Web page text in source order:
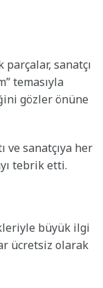
sanatçı
temasıyla
gözler önüne
ve sanatçıya her
tebrik etti.
büyük ilgi
ücretsiz olarak